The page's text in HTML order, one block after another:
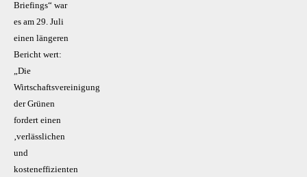
Briefings“ war
es am 29. Juli
einen längeren
Bericht wert:
„Die
Wirtschaftsvereinigung
der Grünen
fordert einen
‚verlässlichen
und
kosteneffizienten